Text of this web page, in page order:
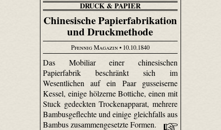
DRUCK & PAPIER
Chinesische Papierfabrikation
und Druckmethode
Pfennig Magazin• 10.10.1840
Das Mobiliar einer chinesischen
Papierfabrik beschränkt sich im
Wesentlichen auf ein Paar gusseiserne
Kessel, einige hölzerne Bottiche, einen mit
Stuck gedeckten Trockenapparat, mehrere
Bambus­geflechte und einige gleichfalls aus
Bambus zusammengesetzte Formen.